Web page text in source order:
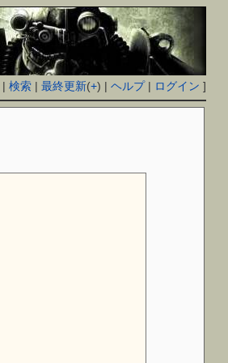
|検索 |最終更新(+) |ヘルプ| ログイン ]